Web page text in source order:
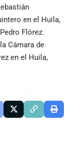
en el Huila,
Flórez.
Cámara de
en el Huila,